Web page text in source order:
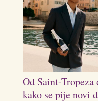
Od Saint-
kako se pije novi